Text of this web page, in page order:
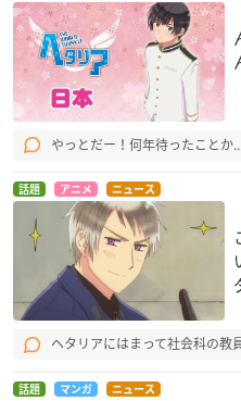
やっとだー！何年待ったことか
話題 アニメ ニュース
ヘタリアにはまって社会科の教
話題 マンガ ニュース